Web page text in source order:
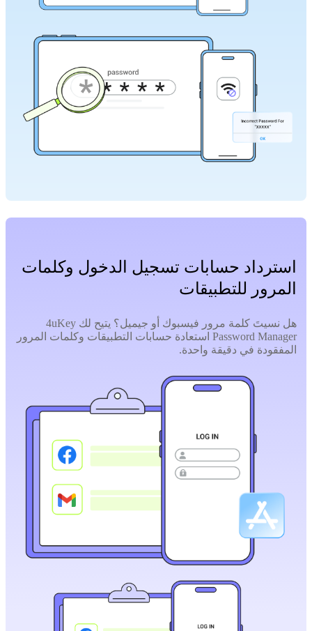
استرداد حسابات تسجيل الدخول وكلمات
المرور للتطبيقات
هل نسيتَ كلمة مرور فيسبوك أو جيميل؟ يتيح لك 4uKey
Password Manager استعادة حسابات التطبيقات وكلمات المرور
المفقودة في دقيقة واحدة.